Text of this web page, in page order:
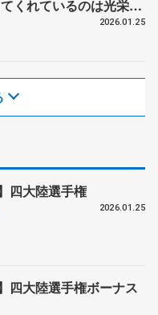
てくれているのは光栄
んアップデート。自分
2026.01.25
四大陸選手権
2026.01.25
四大陸選手権ボーナス